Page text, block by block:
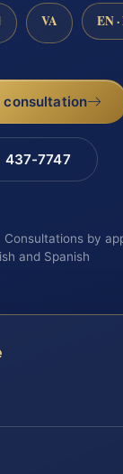
VA EN ·
consultation
437-7747
Consultations by
and Spanish